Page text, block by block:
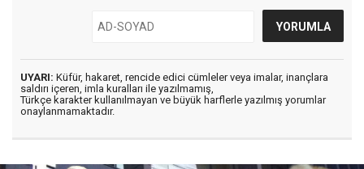
UYARI: Küfür, hakaret, rencide edici cümleler veya imalar, inançlara
saldırı içeren, imla kuralları ile yazılmamış,
Türkçe karakter kullanılmayan ve büyük harflerle yazılmış yorumlar
onaylanmamaktadır.